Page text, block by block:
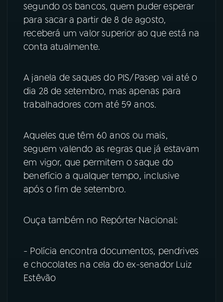
segundo os bancos, quem puder esperar
para sacar a partir de 8 de agosto,
receberá um valor superior ao que está na
conta atualmente.
A janela de saques do PIS/Pasep vai até o
dia 28 de setembro, mas apenas para
trabalhadores com até 59 anos.
Aqueles que têm 60 anos ou mais,
seguem valendo as regras que já estavam
em vigor, que permitem o saque do
benefício a qualquer tempo, inclusive
após o fim de setembro.
Ouça também no Repórter Nacional:
- Polícia encontra documentos, pendrives
e chocolates na cela do ex-senador Luiz
Estêvão